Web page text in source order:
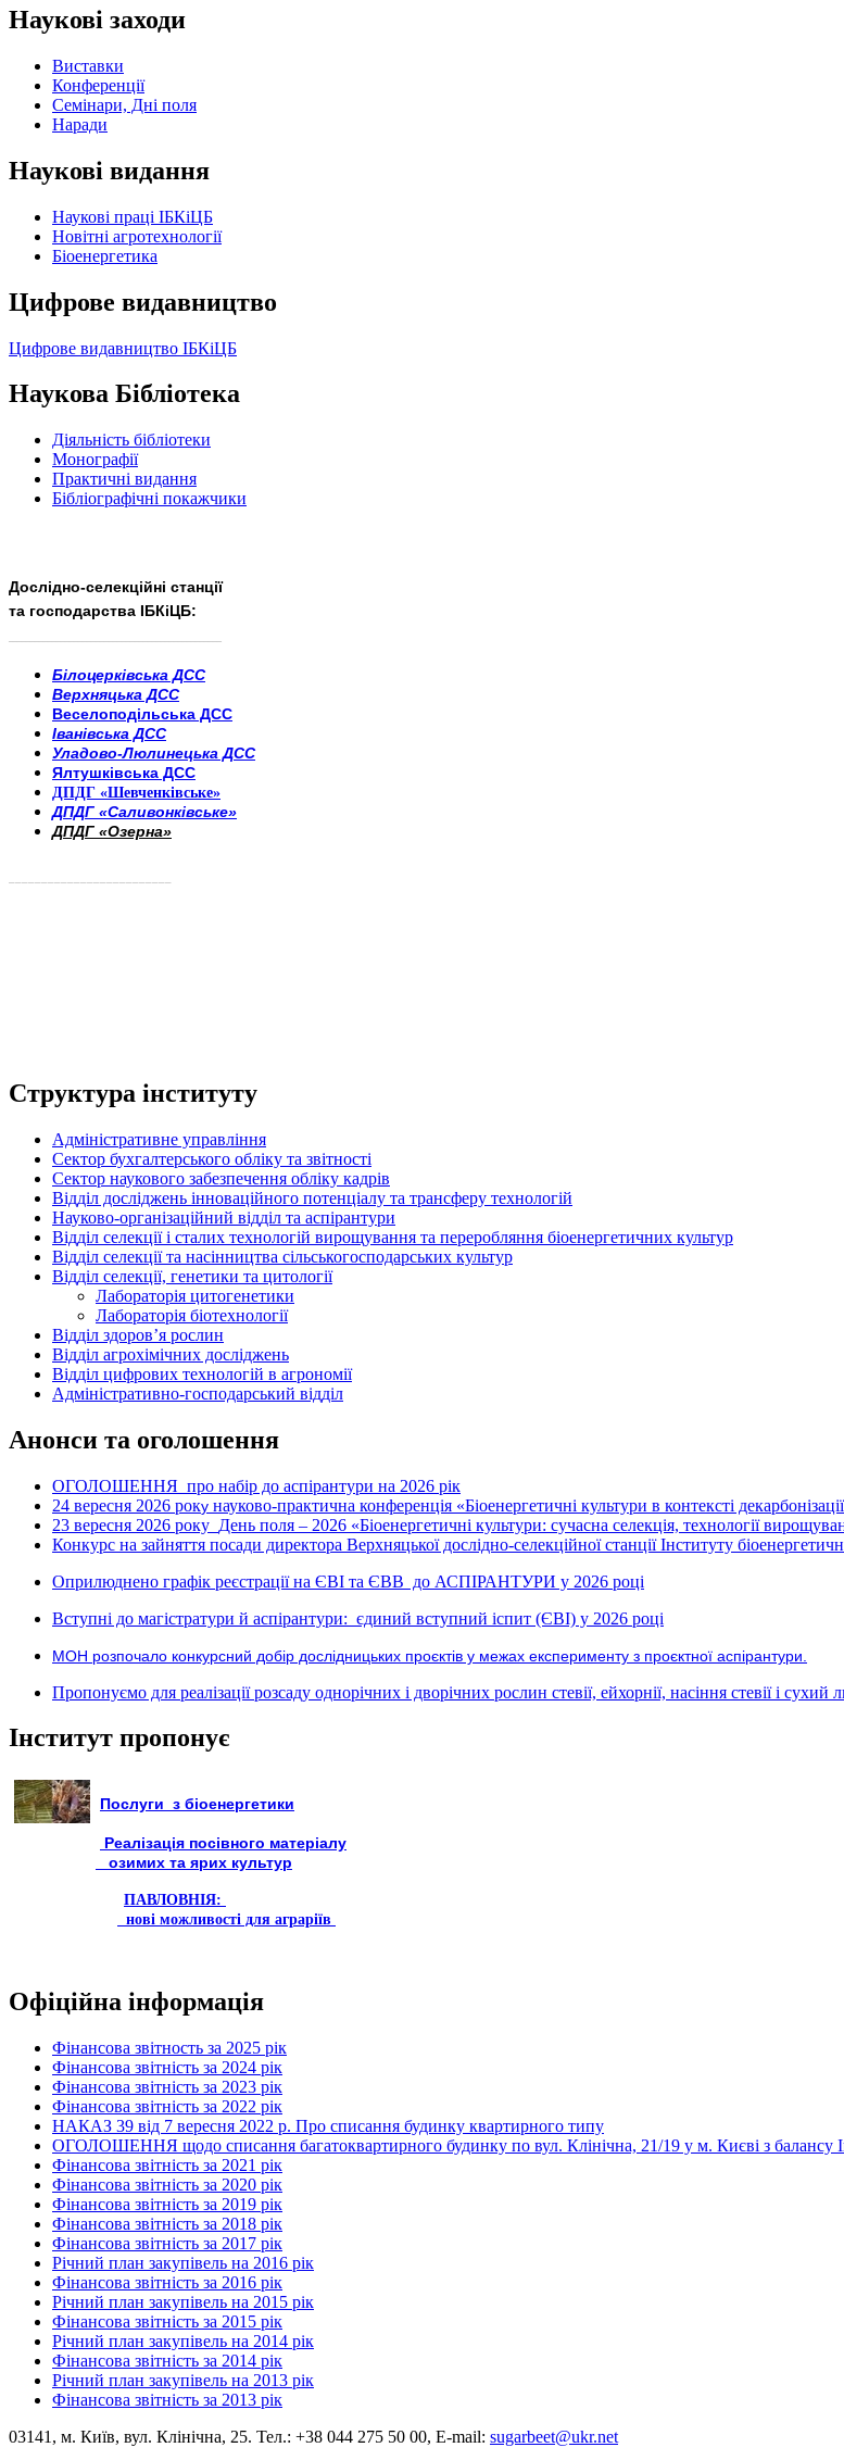
Наукові заходи
Виставки
Конференції
Семінари, Дні поля
Наради
Наукові видання
Наукові праці ІБКіЦБ
Новітні агротехнології
Бiоенергетика
Цифрове видавництво
Цифрове видавництво ІБКіЦБ
Наукова Бібліотека
Діяльність бібліотеки
Монографії
Практичні видання
Бібліографічні покажчики
Дослідно-селекційні станції
та господарства ІБКіЦБ:
Білоцерківська ДСС
Верхняцька ДСС
Веселоподільська ДСС
Іванівська ДСС
Уладово-Люлинецька ДСС
Ялтушківська ДСС
ДПДГ «Шевченківське»
ДПДГ «Саливонківське»
ДПДГ «Озерна»
Структура інституту
Адміністративне управління
Сектор бухгалтерського обліку та звітності
Сектор наукового забезпечення обліку кадрів
Відділ досліджень інноваційного потенціалу та трансферу технологій
Науково-організаційний відділ та аспірантури
Відділ селекції і сталих технологій вирощування та переробляння біоенергетичних культур
Відділ селекції та насінництва сільськогосподарських культур
Відділ селекції, генетики та цитології
Лабораторія цитогенетики
Лабораторія біотехнології
Відділ здоров’я рослин
Відділ агрохімічних досліджень
Відділ цифрових технологій в агрономії
Адміністративно-господарський відділ
Анонси та оголошення
ОГОЛОШЕННЯ про набір до аспірантури на 2026 рік
24 вересня 2026 року науково-практична конференція «Біоенергетичні культури в контексті
23 вересня 2026 року День поля – 2026 «Біоенергетичні культури: сучасна селекція, технології
Конкурс на зайняття посади директора Верхняцької дослідно-селекційної станції Інституту
Оприлюднено графік реєстрації на ЄВІ та ЄВВ до АСПІРАНТУРИ у 2026 році
Вступні до магістратури й аспірантури: єдиний вступний іспит (ЄВІ) у 2026 році
МОН розпочало конкурсний добір дослідницьких проєктів у межах експерименту з проєктної аспірантури.
Пропонуємо для реалізації розсаду однорічних і дворічних рослин стевії, ейхорнії, насіння стевії і сухий
Інститут пропонує
Послуги з біоенергетики
Реалізація посівного матеріалу
озимих та ярих культур
ПАВЛОВНІЯ:
нові можливості для аграріїв
Офіційна інформація
Фінансова звітность за 2025 рік
Фінансова звітність за 2024 рік
Фінансова звітність за 2023 рік
Фінансова звітність за 2022 рік
НАКАЗ 39 від 7 вересня 2022 р. Про списання будинку квартирного типу
ОГОЛОШЕННЯ щодо списання багатоквартирного будинку по вул. Клінічна, 21/19 у м. Києві з балансу
Фінансова звітність за 2021 рік
Фінансова звітність за 2020 рік
Фінансова звітність за 2019 рік
Фінансова звітність за 2018 рік
Фінансова звітність за 2017 рік
Річний план закупівель на 2016 рік
Фінансова звітність за 2016 рік
Річний план закупівель на 2015 рік
Фінансова звітність за 2015 рік
Річний план закупівель на 2014 рік
Фінансова звітність за 2014 рік
Річний план закупівель на 2013 рік
Фінансова звітність за 2013 рік
03141, м. Київ, вул. Клінічна, 25. Тел.: +38 044 275 50 00, E-mail: sugarbeet@ukr.net